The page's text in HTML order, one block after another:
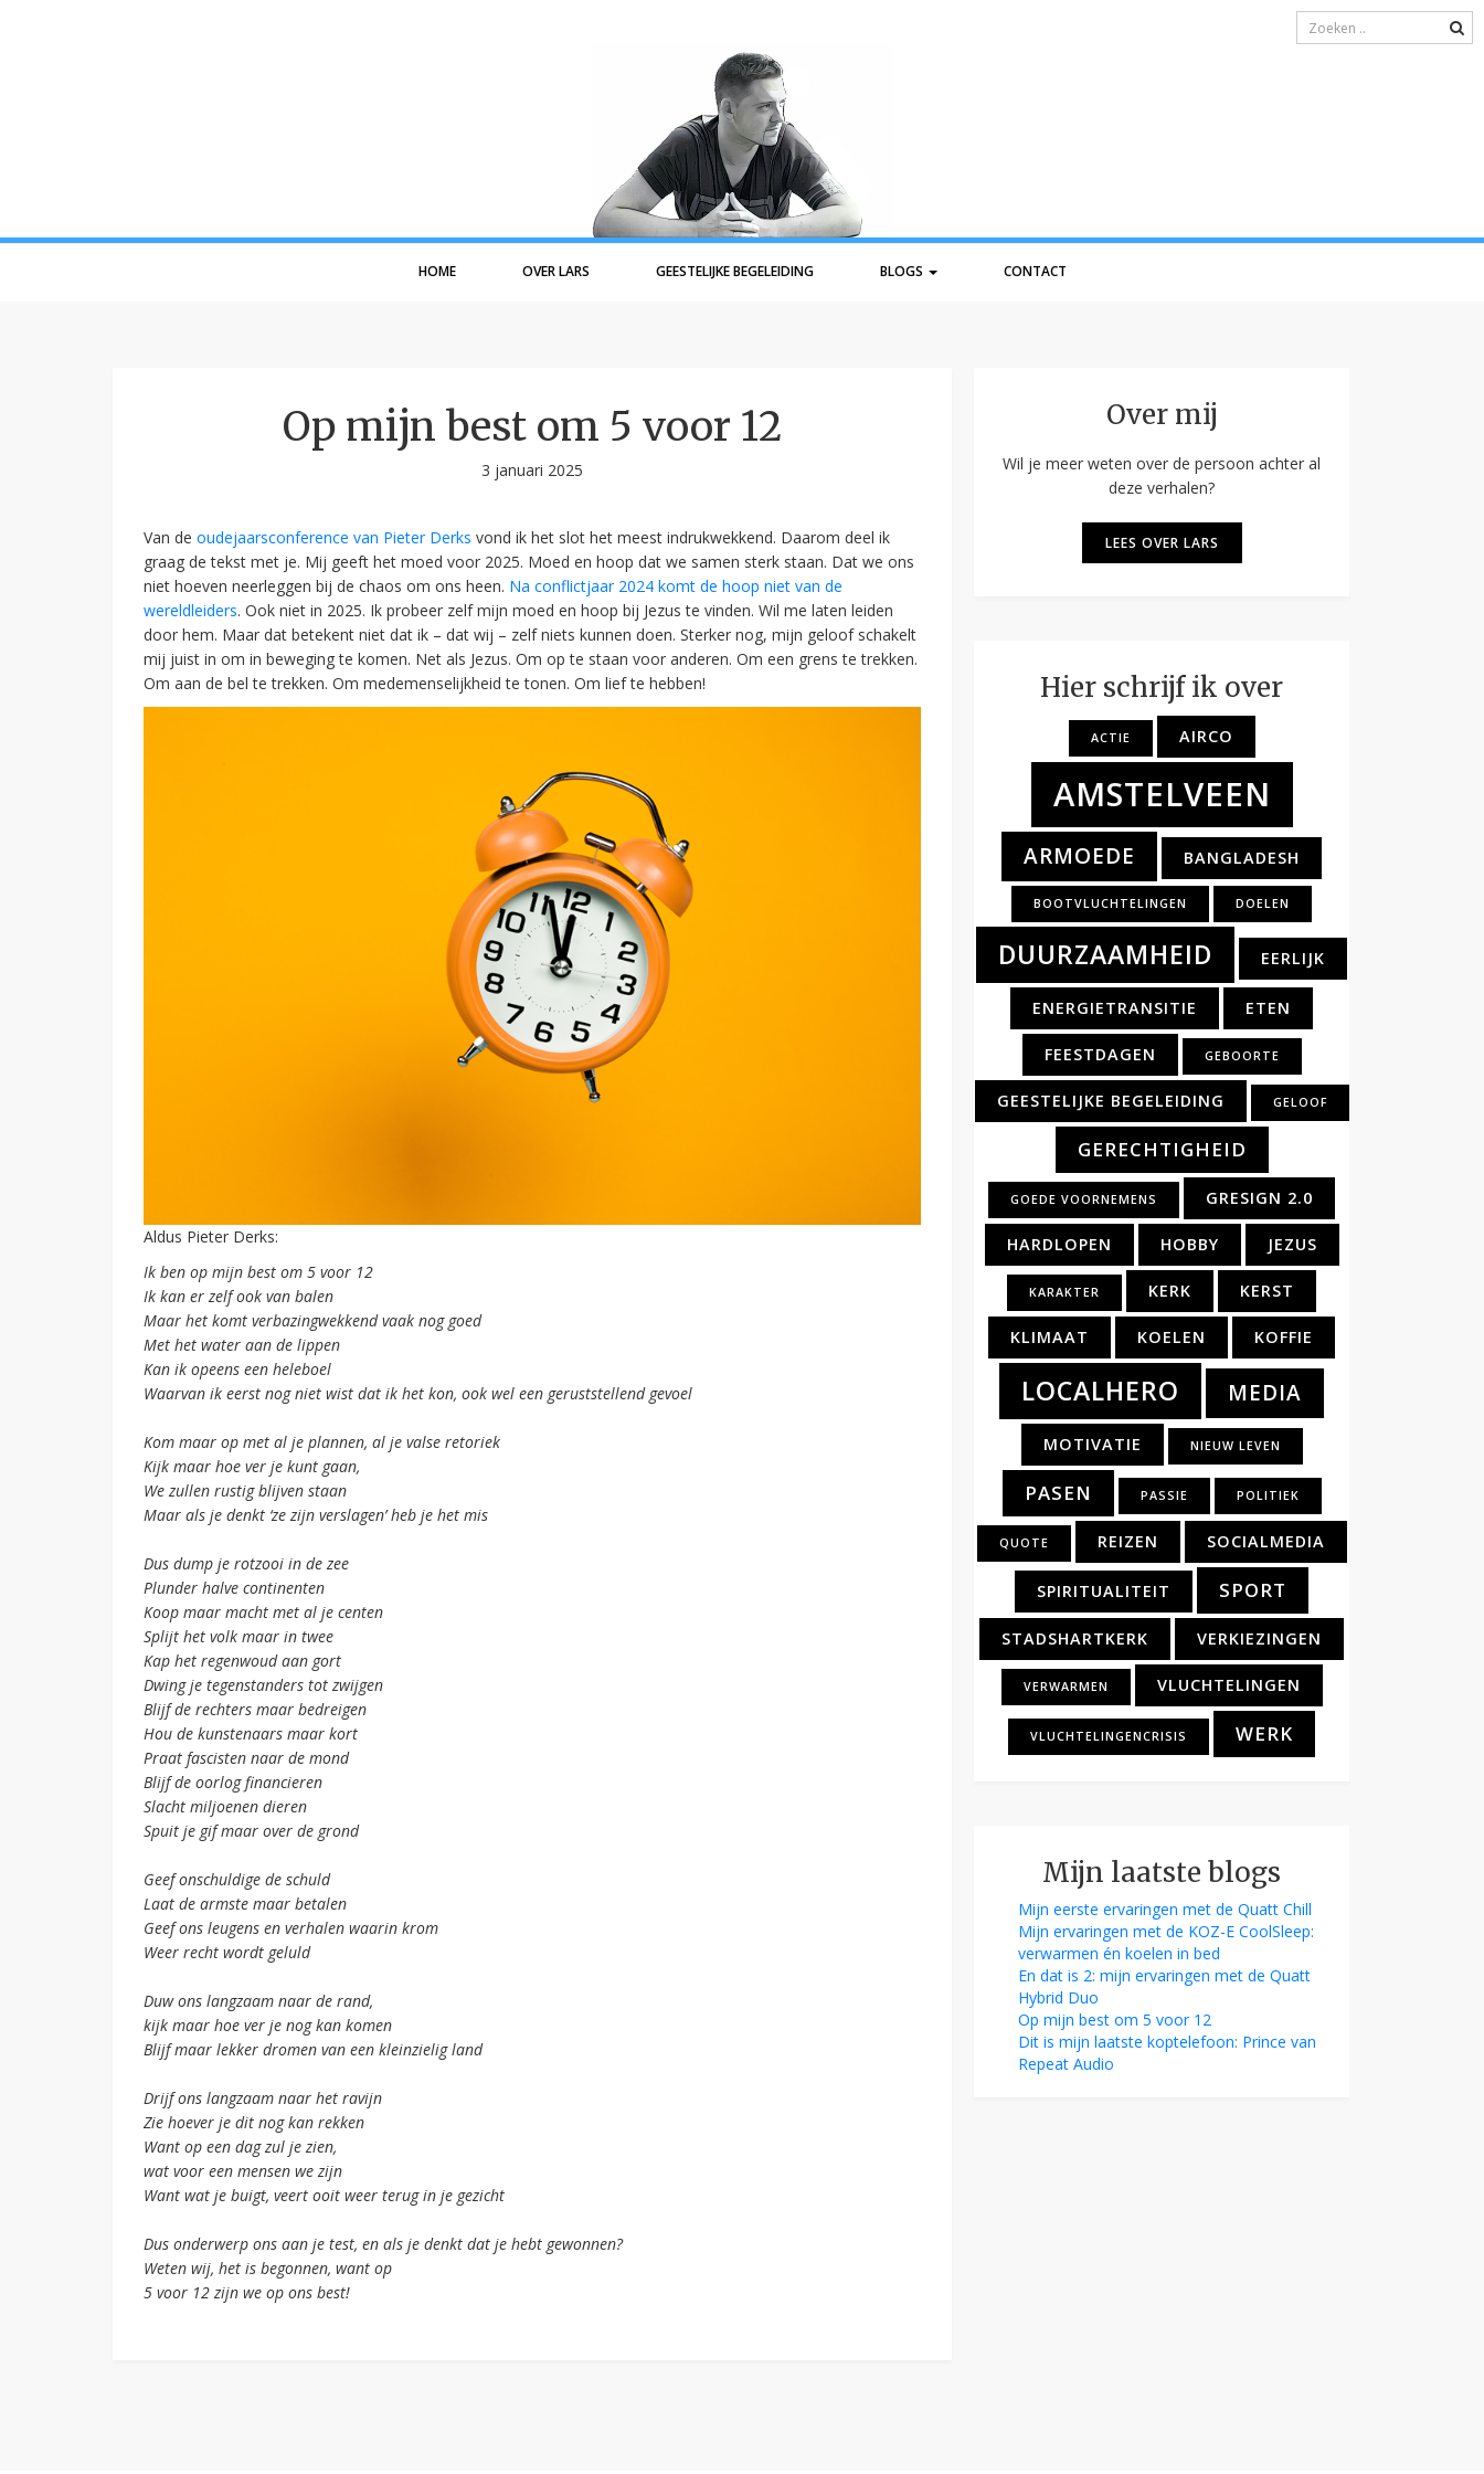
HOME OVER LARS GEESTELIJKE BEGELEIDING BLOGS CONTACT
Op mijn best om 5 voor 12
3 januari 2025
Van de oudejaarsconference van Pieter Derks vond ik het slot het meest indrukwekkend. Daarom deel ik
graag de tekst met je. Mij geeft het moed voor 2025. Moed en hoop dat we samen sterk staan. Dat we ons
niet hoeven neerleggen bij de chaos om ons heen. Na conflictjaar 2024 komt de hoop niet van de
wereldleiders. Ook niet in 2025. Ik probeer zelf mijn moed en hoop bij Jezus te vinden. Wil me laten leiden
door hem. Maar dat betekent niet dat ik – dat wij – zelf niets kunnen doen. Sterker nog, mijn geloof schakelt
mij juist in om in beweging te komen. Net als Jezus. Om op te staan voor anderen. Om een grens te trekken.
Om aan de bel te trekken. Om medemenselijkheid te tonen. Om lief te hebben!
Aldus Pieter Derks:
Ik ben op mijn best om 5 voor 12
Ik kan er zelf ook van balen
Maar het komt verbazingwekkend vaak nog goed
Met het water aan de lippen
Kan ik opeens een heleboel
Waarvan ik eerst nog niet wist dat ik het kon, ook wel een geruststellend gevoel
Kom maar op met al je plannen, al je valse retoriek
Kijk maar hoe ver je kunt gaan,
We zullen rustig blijven staan
Maar als je denkt ‘ze zijn verslagen’ heb je het mis
Dus dump je rotzooi in de zee
Plunder halve continenten
Koop maar macht met al je centen
Splijt het volk maar in twee
Kap het regenwoud aan gort
Dwing je tegenstanders tot zwijgen
Blijf de rechters maar bedreigen
Hou de kunstenaars maar kort
Praat fascisten naar de mond
Blijf de oorlog financieren
Slacht miljoenen dieren
Spuit je gif maar over de grond
Geef onschuldige de schuld
Laat de armste maar betalen
Geef ons leugens en verhalen waarin krom
Weer recht wordt geluld
Duw ons langzaam naar de rand,
kijk maar hoe ver je nog kan komen
Blijf maar lekker dromen van een kleinzielig land
Drijf ons langzaam naar het ravijn
Zie hoever je dit nog kan rekken
Want op een dag zul je zien,
wat voor een mensen we zijn
Want wat je buigt, veert ooit weer terug in je gezicht
Dus onderwerp ons aan je test, en als je denkt dat je hebt gewonnen?
Weten wij, het is begonnen, want op
5 voor 12 zijn we op ons best!
Over mij
Wil je meer weten over de persoon achter al
deze verhalen?
LEES OVER LARS
Hier schrijf ik over
ACTIE AIRCO
AMSTELVEEN
ARMOEDE BANGLADESH
BOOTVLUCHTELINGEN DOELEN
DUURZAAMHEID EERLIJK
ENERGIETRANSITIE ETEN
FEESTDAGEN GEBOORTE
GEESTELIJKE BEGELEIDING GELOOF
GERECHTIGHEID
GOEDE VOORNEMENS GRESIGN 2.0
HARDLOPEN HOBBY JEZUS
KARAKTER KERK KERST
KLIMAAT KOELEN KOFFIE
LOCALHERO MEDIA
MOTIVATIE NIEUW LEVEN
PASEN PASSIE POLITIEK
QUOTE REIZEN SOCIALMEDIA
SPIRITUALITEIT SPORT
STADSHARTKERK VERKIEZINGEN
VERWARMEN VLUCHTELINGEN
VLUCHTELINGENCRISIS WERK
Mijn laatste blogs
Mijn eerste ervaringen met de Quatt Chill
Mijn ervaringen met de KOZ-E CoolSleep:
verwarmen én koelen in bed
En dat is 2: mijn ervaringen met de Quatt
Hybrid Duo
Op mijn best om 5 voor 12
Dit is mijn laatste koptelefoon: Prince van
Repeat Audio